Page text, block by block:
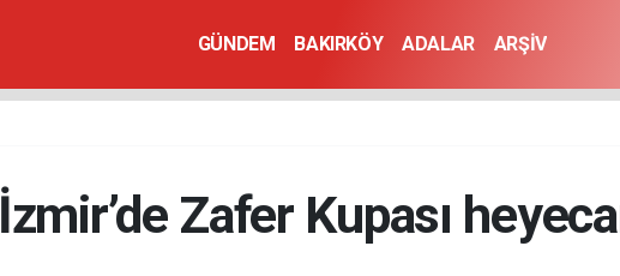
GÜNDEM BAKIRKÖY ADALAR ARŞİV
İzmir’de Zafer Kupası